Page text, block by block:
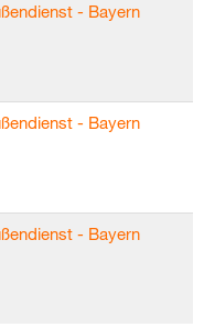
- Bayern
- Bayern
- Bayern